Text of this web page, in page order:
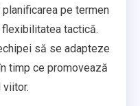
pe termen
flexibilitatea tactică.
să se adapteze
timp ce promovează